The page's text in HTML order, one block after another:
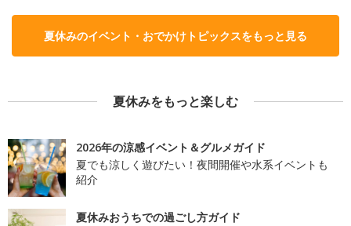
夏休みのイベント・おでかけトピックスをもっと見る
夏休みをもっと楽しむ
2026年の涼感イベント＆グルメガイド
夏でも涼しく遊びたい！夜間開催や水系イベントも
紹介
夏休みおうちでの過ごし方ガイド